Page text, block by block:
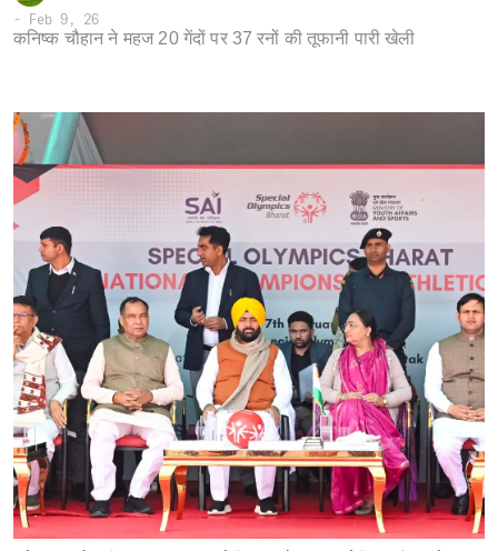
- Feb 9, 26
कनिष्क चौहान ने महज 20 गेंदों पर 37 रनों की तूफानी पारी खेली